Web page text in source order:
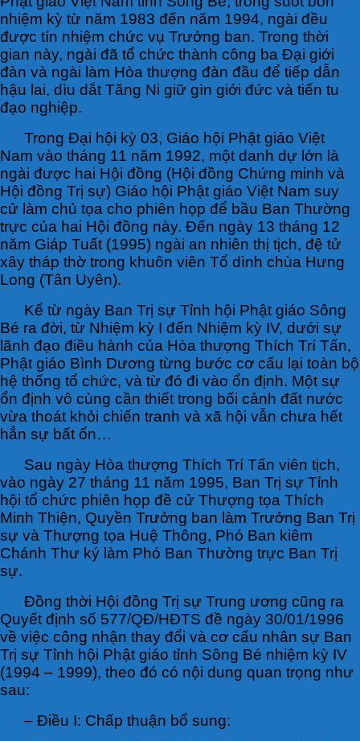
nhiệm kỳ từ năm 1983 đến năm 1994, ngài đều
được tín nhiệm chức vụ Trưởng ban. Trong thời
gian này, ngài đã tổ chức thành công ba Đại giới
đàn và ngài làm Hòa thượng đàn đầu để tiếp dẫn
hậu lai, dìu dắt Tăng Ni giữ gìn giới đức và tiến tu
đạo nghiệp.
Trong Đại hội kỳ 03, Giáo hội Phật giáo Việt
Nam vào tháng 11 năm 1992, một danh dự lớn là
ngài được hai Hội đồng (Hội đồng Chứng minh và
Hội đồng Trị sự) Giáo hội Phật giáo Việt Nam suy
cử làm chủ tọa cho phiên họp để bầu Ban Thường
trực của hai Hội đồng này. Đến ngày 13 tháng 12
năm Giáp Tuất (1995) ngài an nhiên thị tịch, đệ tử
xây tháp thờ trong khuôn viên Tổ dình chùa Hưng
Long (Tân Uyên).
Kể từ ngày Ban Trị sự Tỉnh hội Phật giáo Sông
Bé ra đời, từ Nhiệm kỳ I đến Nhiệm kỳ IV, dưới sự
lãnh đạo điều hành của Hòa thượng Thích Trí Tấn,
Phật giáo Bình Dương từng bước cơ cấu lại toàn bộ
hệ thống tổ chức, và từ đó đi vào ổn định. Một sự
ổn định vô cùng cần thiết trong bối cảnh đất nước
vừa thoát khỏi chiến tranh và xã hội vẫn chưa hết
hẳn sự bất ổn…
Sau ngày Hòa thượng Thích Trí Tấn viên tịch,
vào ngày 27 tháng 11 năm 1995, Ban Trị sự Tỉnh
hội tổ chức phiên họp đề cử Thượng tọa Thích
Minh Thiện, Quyền Trưởng ban làm Trưởng Ban Trị
sự và Thượng tọa Huệ Thông, Phó Ban kiêm
Chánh Thư ký làm Phó Ban Thường trực Ban Trị
sự.
Đồng thời Hội đồng Trị sự Trung ương cũng ra
Quyết định số 577/QĐ/HĐTS đề ngày 30/01/1996
về việc công nhận thay đổi và cơ cấu nhân sự Ban
Trị sự Tỉnh hội Phật giáo tỉnh Sông Bé nhiệm kỳ IV
(1994 – 1999), theo đó có nội dung quan trọng như
sau:
– Điều I: Chấp thuận bổ sung: